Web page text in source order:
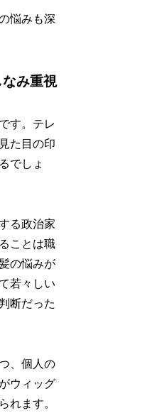
悩みも深
み重視
す。テレ
た目の印
でしょ
る政治家
ことは職
の悩みが
若々しい
断だった
、個人の
ウィッグ
れます。